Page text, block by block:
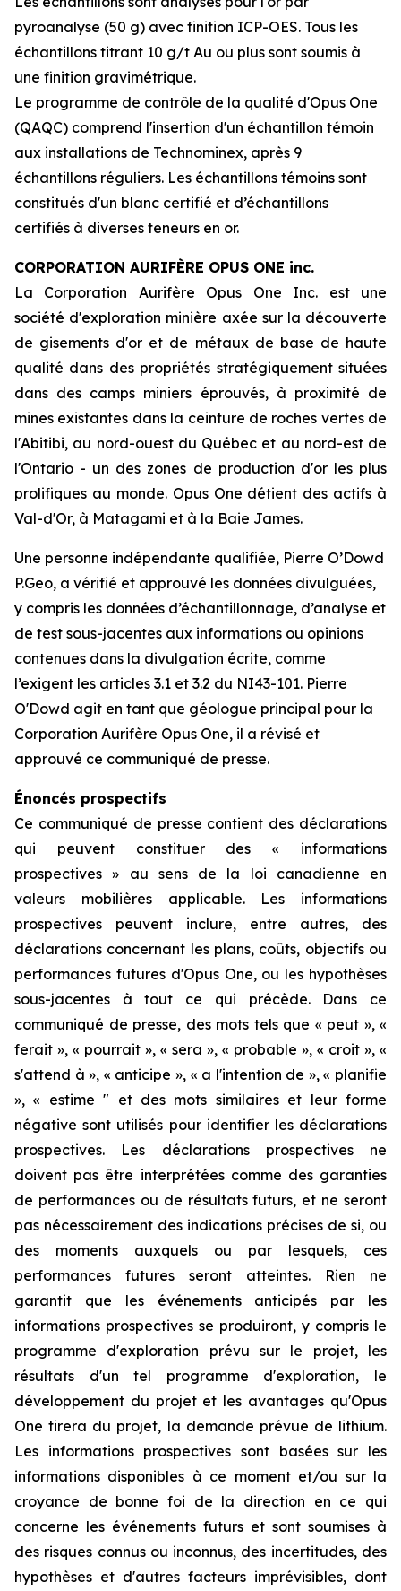
pyroanalyse (50 g) avec finition ICP-OES. Tous les
échantillons titrant 10 g/t Au ou plus sont soumis à
une finition gravimétrique.
Le programme de contrôle de la qualité d'Opus One
(QAQC) comprend l'insertion d'un échantillon témoin
aux installations de Technominex, après 9
échantillons réguliers. Les échantillons témoins sont
constitués d'un blanc certifié et d’échantillons
certifiés à diverses teneurs en or.
CORPORATION AURIFÈRE OPUS ONE inc.
La Corporation Aurifère Opus One Inc. est une
société d'exploration minière axée sur la découverte
de gisements d'or et de métaux de base de haute
qualité dans des propriétés stratégiquement situées
dans des camps miniers éprouvés, à proximité de
mines existantes dans la ceinture de roches vertes de
l'Abitibi, au nord-ouest du Québec et au nord-est de
l'Ontario - un des zones de production d'or les plus
prolifiques au monde. Opus One détient des actifs à
Val-d'Or, à Matagami et à la Baie James.
Une personne indépendante qualifiée, Pierre O’Dowd
P.Geo, a vérifié et approuvé les données divulguées,
y compris les données d’échantillonnage, d’analyse et
de test sous-jacentes aux informations ou opinions
contenues dans la divulgation écrite, comme
l’exigent les articles 3.1 et 3.2 du NI43-101. Pierre
O'Dowd agit en tant que géologue principal pour la
Corporation Aurifère Opus One, il a révisé et
approuvé ce communiqué de presse.
Énoncés prospectifs
Ce communiqué de presse contient des déclarations
qui peuvent constituer des « informations
prospectives » au sens de la loi canadienne en
valeurs mobilières applicable. Les informations
prospectives peuvent inclure, entre autres, des
déclarations concernant les plans, coûts, objectifs ou
performances futures d'Opus One, ou les hypothèses
sous-jacentes à tout ce qui précède. Dans ce
communiqué de presse, des mots tels que « peut », «
ferait », « pourrait », « sera », « probable », « croit », «
s'attend à », « anticipe », « a l'intention de », « planifie
», « estime " et des mots similaires et leur forme
négative sont utilisés pour identifier les déclarations
prospectives. Les déclarations prospectives ne
doivent pas être interprétées comme des garanties
de performances ou de résultats futurs, et ne seront
pas nécessairement des indications précises de si, ou
des moments auxquels ou par lesquels, ces
performances futures seront atteintes. Rien ne
garantit que les événements anticipés par les
informations prospectives se produiront, y compris le
programme d'exploration prévu sur le projet, les
résultats d'un tel programme d'exploration, le
développement du projet et les avantages qu'Opus
One tirera du projet, la demande prévue de lithium.
Les informations prospectives sont basées sur les
informations disponibles à ce moment et/ou sur la
croyance de bonne foi de la direction en ce qui
concerne les événements futurs et sont soumises à
des risques connus ou inconnus, des incertitudes, des
hypothèses et d'autres facteurs imprévisibles, dont